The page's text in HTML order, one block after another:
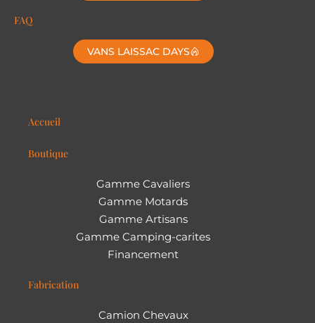
FAQ
VANS LAISSAC DAYS
Accueil
Boutique
Gamme Cavaliers
Gamme Motards
Gamme Artisans
Gamme Camping-carites
Financement
Fabrication
Camion Chevaux